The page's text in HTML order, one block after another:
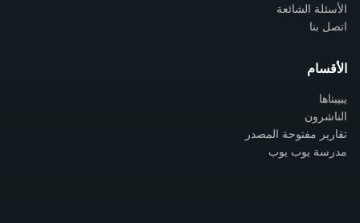
الأسئلة الشائعة
اتصل بنا
الأقسام
يبيبناها
الناشرون
تقارير مفتوحة المصدر
مدرسة يوب يوب